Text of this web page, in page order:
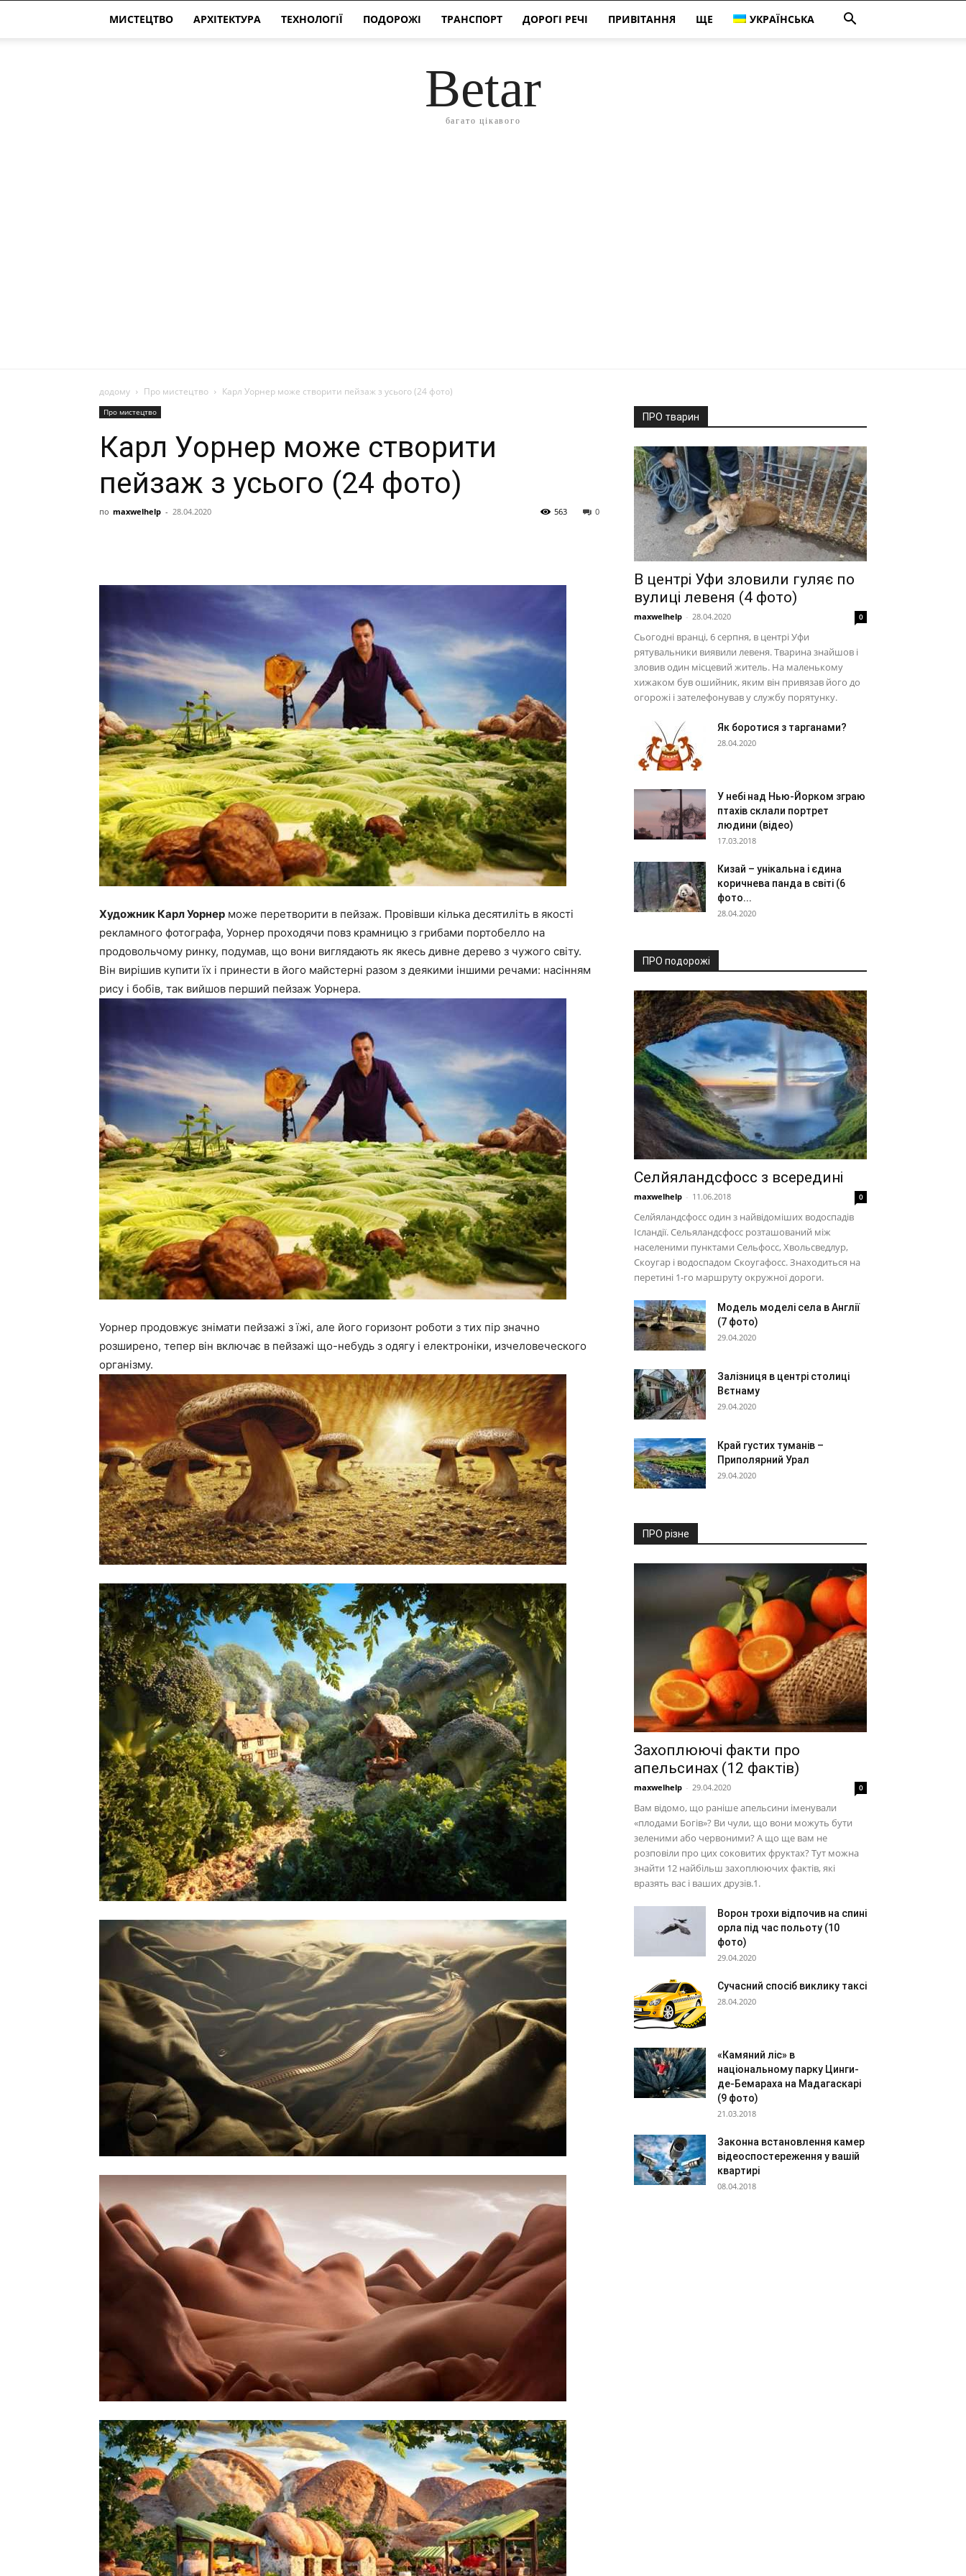
МИСТЕЦТВО АРХІТЕКТУРА ТЕХНОЛОГІЇ ПОДОРОЖІ ТРАНСПОРТ ДОРОГІ РЕЧІ ПРИВІТАННЯ ЩЕ УКРАЇНСЬКА
Betar
багато цікавого
додому Про мистецтво Карл Уорнер може створити пейзаж з усього (24 фото)
Про мистецтво
Карл Уорнер може створити
пейзаж з усього (24 фото)
по maxwelhelp - 28.04.2020 0
563
Художник Карл Уорнер може перетворити в пейзаж. Провівши кілька десятиліть в якості
рекламного фотографа, Уорнер проходячи повз крамницю з грибами портобелло на
продовольчому ринку, подумав, що вони виглядають як якесь дивне дерево з чужого світу.
Він вирішив купити їх і принести в його майстерні разом з деякими іншими речами: насінням
рису і бобів, так вийшов перший пейзаж Уорнера.
Уорнер продовжує знімати пейзажі з їжі, але його горизонт роботи з тих пір значно
розширено, тепер він включає в пейзажі що-небудь з одягу і електроніки, изчеловеческого
організму.
ПРО тварин
В центрі Уфи зловили гуляє по
вулиці левеня (4 фото)
maxwelhelp - 28.04.2020 0
Сьогодні вранці, 6 серпня, в центрі Уфи
рятувальники виявили левеня. Тварина знайшов і
зловив один місцевий житель. На маленькому
хижаком був ошийник, яким він привязав його до
огорожі і зателефонував у службу порятунку.
Як боротися з тарганами?
28.04.2020
У небі над Нью-Йорком зграю
птахів склали портрет
людини (відео)
17.03.2018
Кизай – унікальна і єдина
коричнева панда в світі (6
фото...
28.04.2020
ПРО подорожі
Селйяландсфосс з всередині
maxwelhelp - 11.06.2018 0
Селйяландсфосс один з найвідоміших водоспадів
Ісландії. Сельяландсфосс розташований між
населеними пунктами Сельфосс, Хвольсведлур,
Скоугар і водоспадом Скоугафосс. Знаходиться на
перетині 1-го маршруту окружної дороги.
Модель моделі села в Англії
(7 фото)
29.04.2020
Залізниця в центрі столиці
Вєтнаму
29.04.2020
Край густих туманів –
Приполярний Урал
29.04.2020
ПРО різне
Захоплюючі факти про
апельсинах (12 фактів)
maxwelhelp - 29.04.2020 0
Вам відомо, що раніше апельсини іменували
«плодами Богів»? Ви чули, що вони можуть бути
зеленими або червоними? А що ще вам не
розповіли про цих соковитих фруктах? Тут можна
знайти 12 найбільш захоплюючих фактів, які
вразять вас і ваших друзів.1.
Ворон трохи відпочив на спині
орла під час польоту (10
фото)
29.04.2020
Сучасний спосіб виклику таксі
28.04.2020
«Камяний ліс» в
національному парку Цинги-
де-Бемараха на Мадагаскарі
(9 фото)
21.03.2018
Законна встановлення камер
відеоспостереження у вашій
квартирі
08.04.2018